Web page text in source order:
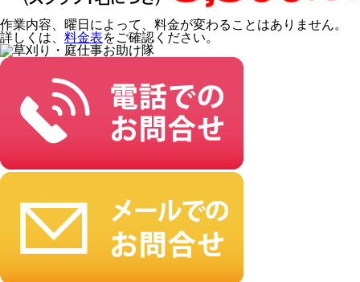
作業内容、曜日によって、料金が変わることはありません。
詳しくは、 料金表をご確認ください。